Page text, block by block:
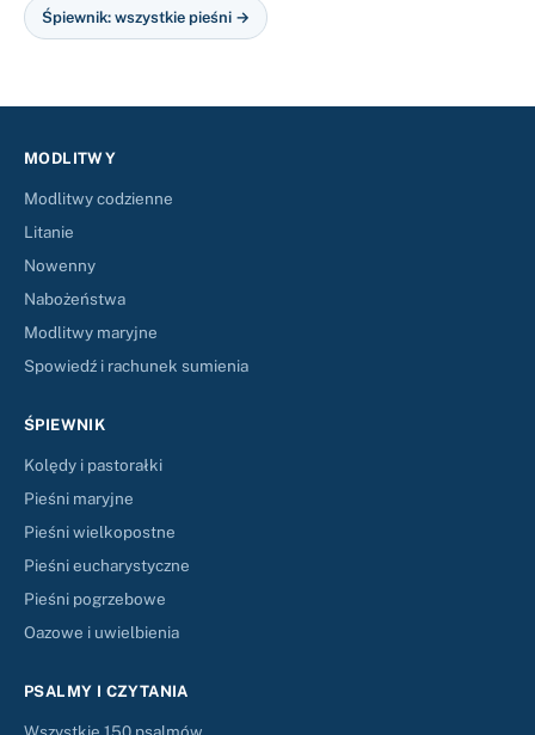
Śpiewnik: wszystkie pieśni →
MODLITWY
Modlitwy codzienne
Litanie
Nowenny
Nabożeństwa
Modlitwy maryjne
Spowiedź i rachunek sumienia
ŚPIEWNIK
Kolędy i pastorałki
Pieśni maryjne
Pieśni wielkopostne
Pieśni eucharystyczne
Pieśni pogrzebowe
Oazowe i uwielbienia
PSALMY I CZYTANIA